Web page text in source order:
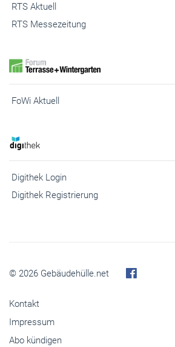
RTS Aktuell
RTS Messezeitung
FoWi Aktuell
Digithek Login
Digithek Registrierung
© 2026 Gebäudehülle.net
Kontakt
Impressum
Abo kündigen